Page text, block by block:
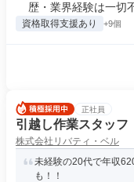
歴・業界経験は一切
資格取得支援あり +9個
正社員
引越し作業スタッフ
株式会社リバティ・ベル
未経験の20代で年収
も！！